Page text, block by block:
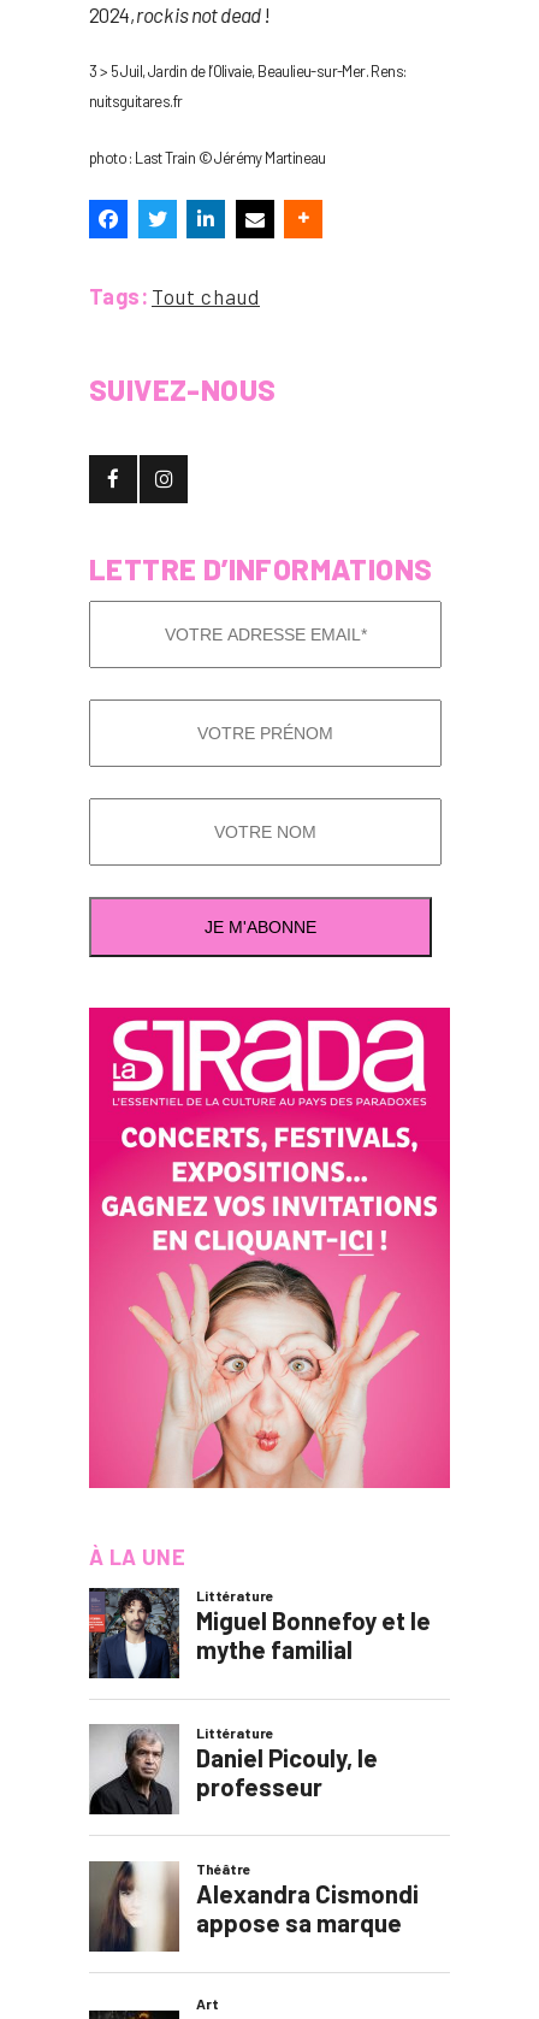
2024,rock is not dead!
3 > 5 Juil, Jardin de l’Olivaie, Beaulieu-sur-Mer. Rens:
nuitsguitares.fr
photo : Last Train © Jérémy Martineau
Tags: Tout chaud
SUIVEZ-NOUS
LETTRE D’INFORMATIONS
À LA UNE